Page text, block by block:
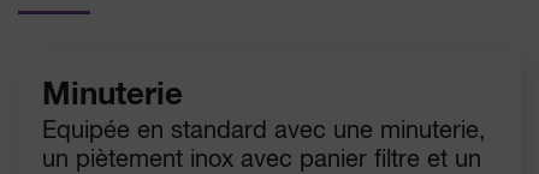
Minuterie
Equipée en standard avec une minuterie,
un piètement inox avec panier filtre et un